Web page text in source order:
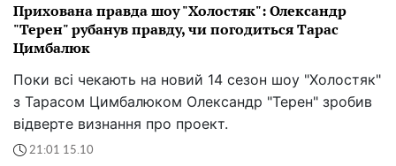
Прихована правда шоу "Холостяк": Олександр
"Терен" рубанув правду, чи погодиться Тарас
Цимбалюк
Поки всі чекають на новий 14 сезон шоу "Холостяк"
з Тарасом Цимбалюком Олександр "Терен" зробив
відверте визнання про проект.
21:01 15.10